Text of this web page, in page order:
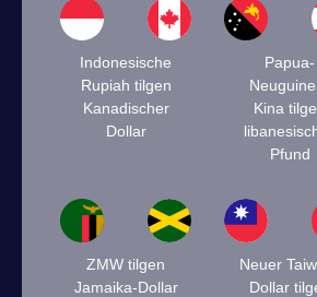
Indonesische
Rupiah tilgen
Kanadischer
Dollar
Papua-
Kina
Pfund
ZMW tilgen
Jamaika-Dollar
Neuer
Dollar